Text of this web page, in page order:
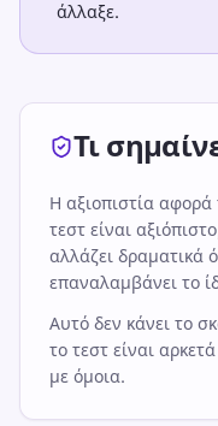
άλλαξε.
Τι
Η αξιοπιστία
τεστ είναι
αλλάζει δραματικά
επαναλαμβάνει το
Αυτό δεν κάνει το
το τεστ είναι
με όμοια.